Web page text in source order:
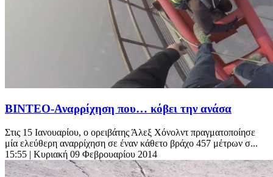
ΒΙΝΤΕΟ-Αναρρίχηση που… κόβει την ανάσα
Στις 15 Ιανουαρίου, ο ορειβάτης Άλεξ Χόνολντ πραγματοποίησε
μία ελεύθερη αναρρίχηση σε έναν κάθετο βράχο 457 μέτρων σ...
15:55 | Κυριακή 09 Φεβρουαρίου 2014